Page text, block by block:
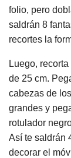
folio, pero
saldrán 8
recortes la
Luego,
de 25 cm.
cabezas de
grandes y
rotulador
Así te saldrán
decorar el